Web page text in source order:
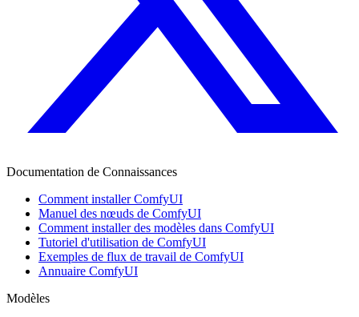
Documentation de Connaissances
Comment installer ComfyUI
Manuel des nœuds de ComfyUI
Comment installer des modèles dans ComfyUI
Tutoriel d'utilisation de ComfyUI
Exemples de flux de travail de ComfyUI
Annuaire ComfyUI
Modèles